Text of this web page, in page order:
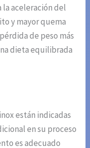
aceleración del
y mayor quema
de peso más
dieta equilibrada
están indicadas
en su proceso
es adecuado